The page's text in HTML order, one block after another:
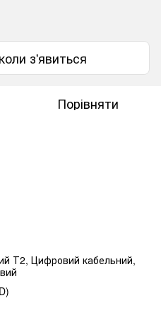
з'явиться
Порівняти
Т2, Цифровий кабельний,